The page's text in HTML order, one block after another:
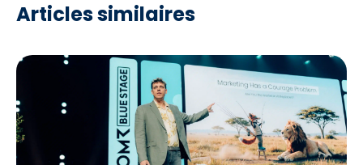
Articles similaires